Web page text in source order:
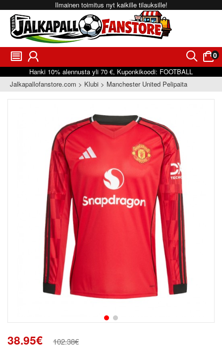
Ilmainen toimitus nyt kaikille tilauksille!
󰂩 󰃳 󰂨 0
󰃠
Hanki 10% alennusta yli 70 €, Kuponkikoodi: FOOTBALL
Jalkapallofanstore.com
Klubi Manchester United Pelipaita
38.95€ 102.38€